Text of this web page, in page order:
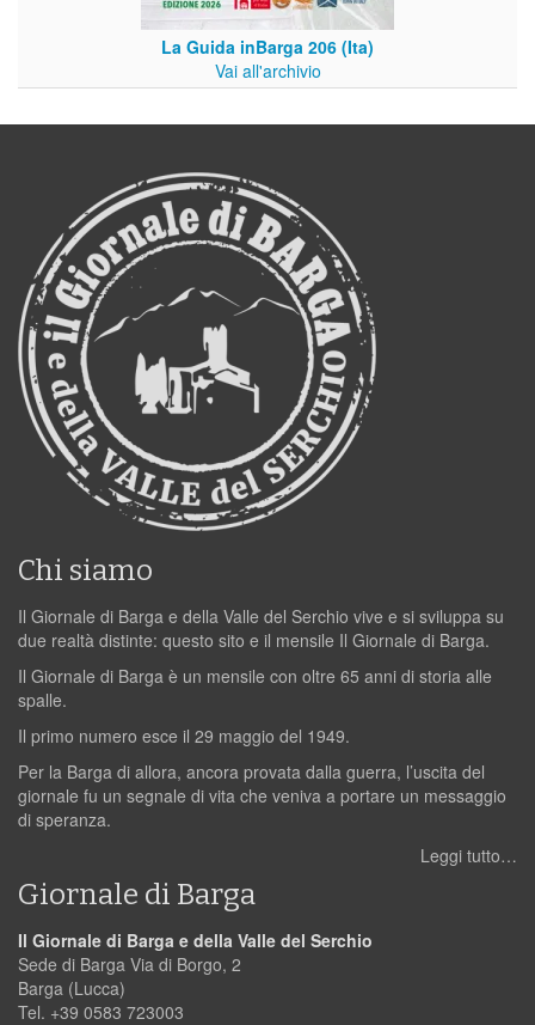
La Guida inBarga 206 (Ita)
Vai all'archivio
Chi siamo
Il Giornale di Barga e della Valle del Serchio vive e si sviluppa su
due realtà distinte: questo sito e il mensile Il Giornale di Barga.
Il Giornale di Barga è un mensile con oltre 65 anni di storia alle
spalle.
Il primo numero esce il 29 maggio del 1949.
Per la Barga di allora, ancora provata dalla guerra, l’uscita del
giornale fu un segnale di vita che veniva a portare un messaggio
di speranza.
Leggi tutto…
Giornale di Barga
Il Giornale di Barga e della Valle del Serchio
Sede di Barga Via di Borgo, 2
Barga (Lucca)
Tel. +39 0583 723003